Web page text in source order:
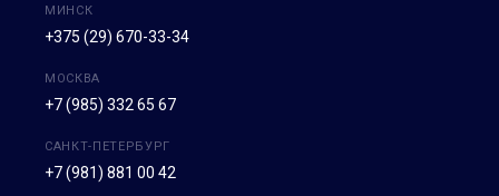
МИНСК
+375 (29) 670-33-34
МОСКВА
+7 (985) 332 65 67
САНКТ-ПЕТЕРБУРГ
+7 (981) 881 00 42